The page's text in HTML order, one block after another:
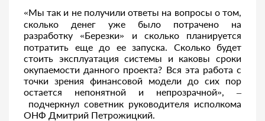
«Мы так и не получили ответы на вопросы о том,
сколько денег уже было потрачено на
разработку «Березки» и сколько планируется
потратить еще до ее запуска. Сколько будет
стоить эксплуатация системы и каковы сроки
окупаемости данного проекта? Вся эта работа с
точки зрения финансовой модели до сих пор
остается непонятной и непрозрачной», –
подчеркнул советник руководителя исполкома
ОНФ Дмитрий Петрожицкий.